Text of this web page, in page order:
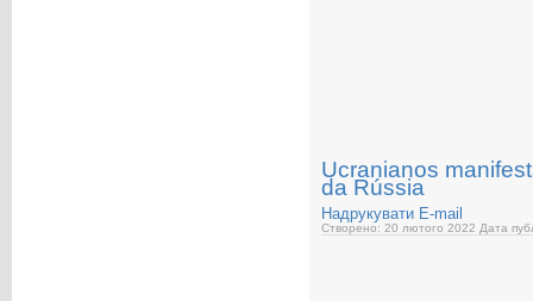
Ucranianos
da Rússia
Надрукувати E-mail
Створено: 20 лютого 2022 Дата